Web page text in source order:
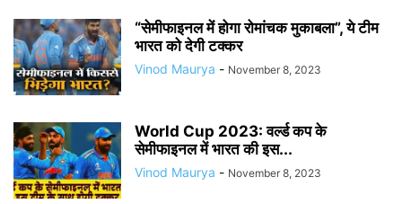
“सेमीफाइनल में होगा रोमांचक मुकाबला”, ये टीम
भारत को देगी टक्कर
Vinod Maurya - November 8, 2023
World Cup 2023: वर्ल्ड कप के
सेमीफाइनल में भारत की इस...
Vinod Maurya - November 8, 2023